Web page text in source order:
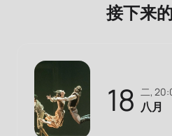
接下来
18 二,
八月